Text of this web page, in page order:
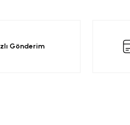
Gönderim